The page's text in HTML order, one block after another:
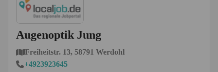
Augenoptik Jung
Freiheitstr. 13, 58791 Werdohl
+4923923645